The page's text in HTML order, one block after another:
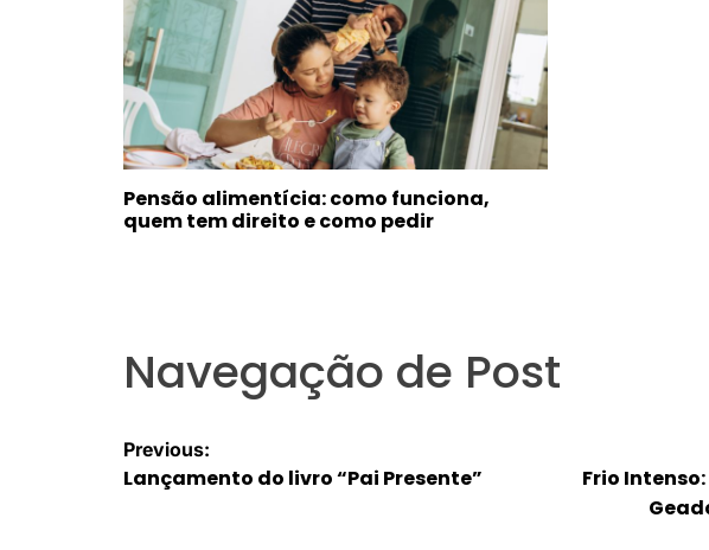
Pensão alimentícia: como funciona,
quem tem direito e como pedir
Navegação de Post
Previous:
Lançamento do livro “Pai Presente”
Frio